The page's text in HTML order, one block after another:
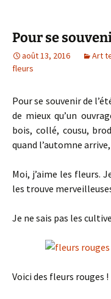
Pour se
août 13, 2016 Art
fleurs
Pour se souvenir de
de mieux qu’un
bois, collé, cousu,
quand l’automne
Moi, j’aime les fleurs.
les trouve
Je ne sais pas les
Voici des fleurs rouges